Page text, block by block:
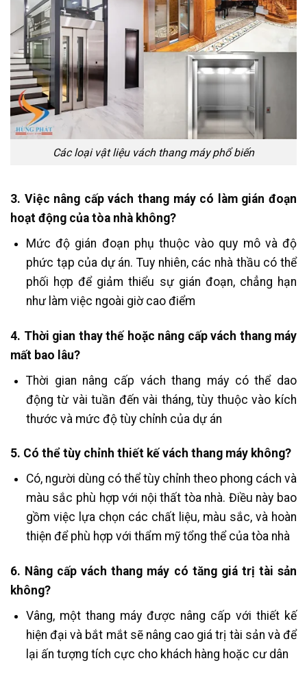
Các loại vật liệu vách thang máy phổ biến
3. Việc nâng cấp vách thang máy có làm gián đoạn
hoạt động của tòa nhà không?
Mức độ gián đoạn phụ thuộc vào quy mô và độ
phức tạp của dự án. Tuy nhiên, các nhà thầu có thể
phối hợp để giảm thiểu sự gián đoạn, chẳng hạn
như làm việc ngoài giờ cao điểm
4. Thời gian thay thế hoặc nâng cấp vách thang máy
mất bao lâu?
Thời gian nâng cấp vách thang máy có thể dao
động từ vài tuần đến vài tháng, tùy thuộc vào kích
thước và mức độ tùy chỉnh của dự án​
5. Có thể tùy chỉnh thiết kế vách thang máy không?
Có, người dùng có thể tùy chỉnh theo phong cách và
màu sắc phù hợp với nội thất tòa nhà. Điều này bao
gồm việc lựa chọn các chất liệu, màu sắc, và hoàn
thiện để phù hợp với thẩm mỹ tổng thể của tòa nhà​
6. Nâng cấp vách thang máy có tăng giá trị tài sản
không?
Vâng, một thang máy được nâng cấp với thiết kế
hiện đại và bắt mắt sẽ nâng cao giá trị tài sản và để
lại ấn tượng tích cực cho khách hàng hoặc cư dân